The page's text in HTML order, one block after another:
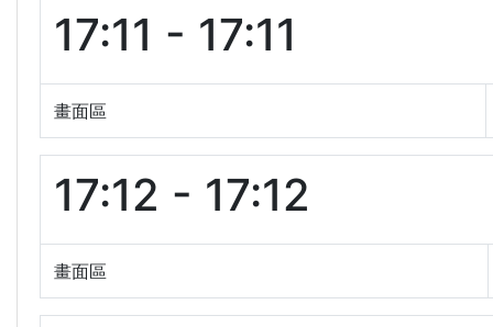
17:11 - 17:11
畫面區
17:12 - 17:12
畫面區